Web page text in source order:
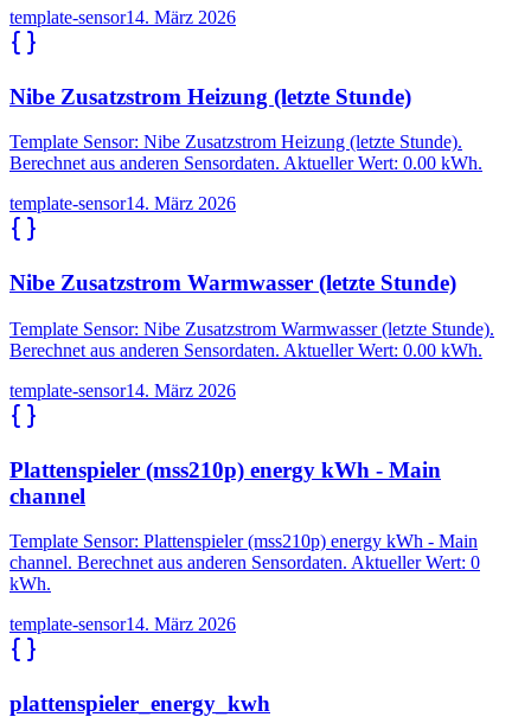
template-sensor14. März 2026
Nibe Zusatzstrom Heizung (letzte Stunde)
Template Sensor: Nibe Zusatzstrom Heizung (letzte Stunde).
Berechnet aus anderen Sensordaten. Aktueller Wert: 0.00 kWh.
template-sensor14. März 2026
Nibe Zusatzstrom Warmwasser (letzte Stunde)
Template Sensor: Nibe Zusatzstrom Warmwasser (letzte Stunde).
Berechnet aus anderen Sensordaten. Aktueller Wert: 0.00 kWh.
template-sensor14. März 2026
Plattenspieler (mss210p) energy kWh - Main
channel
Template Sensor: Plattenspieler (mss210p) energy kWh - Main
channel. Berechnet aus anderen Sensordaten. Aktueller Wert: 0
kWh.
template-sensor14. März 2026
plattenspieler_energy_kwh